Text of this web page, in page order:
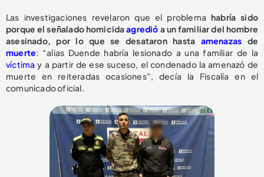
Las investigaciones revelaron que el problema habría sido
porque el señalado homicidaagredió a un familiar del hombre
asesinado, por lo que se desataron hasta amenazas de
muerte: “alias Duende habría lesionado a una familiar de la
víctima y a partir de ese suceso, el condenado la amenazó de
muerte en reiteradas ocasiones”, decía la Fiscalía en el
comunicado oficial.